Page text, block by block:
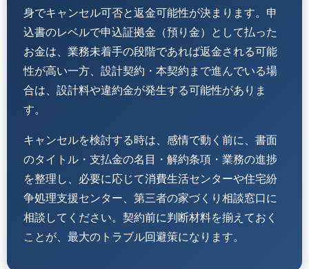
身でキャンセル可否と返金可能性が決まります。申
込書のレベルで申込証拠金（預り金）として払った
お金は、業務未着手の段階であれば返金される可能
性が高い一方、設計契約・本契約まで進んでいる場
合は、設計料や違約金が発生する可能性がありま
す。
キャンセルを検討する時は、感情で動く前に、書面
のタイトル・支払金の名目・解約条項・業務の進捗
を整理し、必要に応じて消費生活センターや住宅紛
争処理支援センター、第三者の家づくり相談窓口に
相談してください。契約前に判断材料を揃えておく
ことが、最大のトラブル回避策になります。